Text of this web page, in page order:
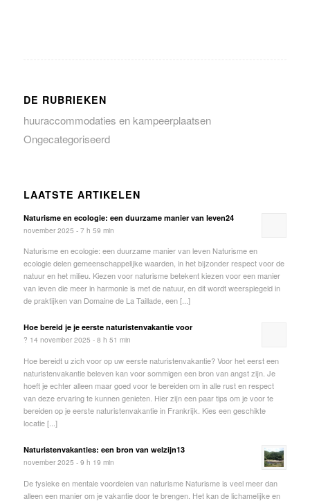
DE RUBRIEKEN
huuraccommodaties en kampeerplaatsen
Ongecategoriseerd
LAATSTE ARTIKELEN
Naturisme en ecologie: een duurzame manier van leven24
november 2025 - 7 h 59 min
Naturisme en ecologie: een duurzame manier van leven Naturisme en
ecologie delen gemeenschappelijke waarden, in het bijzonder respect voor de
natuur en het milieu. Kiezen voor naturisme betekent kiezen voor een manier
van leven die meer in harmonie is met de natuur, en dit wordt weerspiegeld in
de praktijken van Domaine de La Taillade, een [...]
Hoe bereid je je eerste naturistenvakantie voor
? 14 november 2025 - 8 h 51 min
Hoe bereidt u zich voor op uw eerste naturistenvakantie? Voor het eerst een
naturistenvakantie beleven kan voor sommigen een bron van angst zijn. Je
hoeft je echter alleen maar goed voor te bereiden om in alle rust en respect
van deze ervaring te kunnen genieten. Hier zijn een paar tips om je voor te
bereiden op je eerste naturistenvakantie in Frankrijk. Kies een geschikte
locatie [...]
Naturistenvakanties: een bron van welzijn13
november 2025 - 9 h 19 min
De fysieke en mentale voordelen van naturisme Naturisme is veel meer dan
alleen een manier om je vakantie door te brengen. Het kan de lichamelijke en